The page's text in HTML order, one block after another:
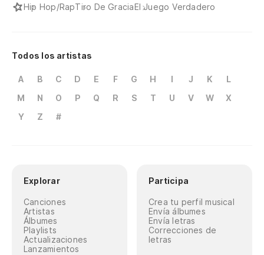
Hip Hop/RapTiro De GraciaEl Juego Verdadero
Todos los artistas
A B C D E F G H I J K
L
M
N O P Q R S T U V W
X
Y
Z #
Explorar
Canciones
Artistas
Álbumes
Playlists
Actualizaciones
Lanzamientos
Participa
Crea tu perfil musical
Envía álbumes
Envía letras
Correcciones de
letras